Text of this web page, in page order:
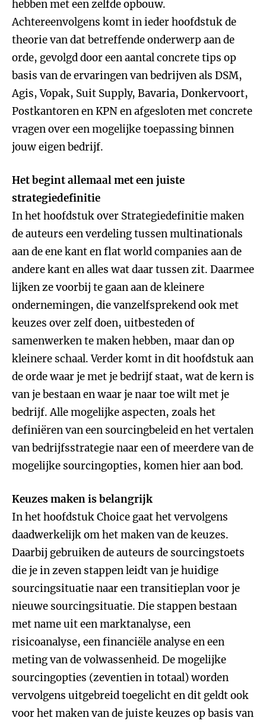
hebben met een zelfde opbouw.
Achtereenvolgens komt in ieder hoofdstuk de
theorie van dat betreffende onderwerp aan de
orde, gevolgd door een aantal concrete tips op
basis van de ervaringen van bedrijven als DSM,
Agis, Vopak, Suit Supply, Bavaria, Donkervoort,
Postkantoren en KPN en afgesloten met concrete
vragen over een mogelijke toepassing binnen
jouw eigen bedrijf.
Het begint allemaal met een juiste
strategiedefinitie
In het hoofdstuk over Strategiedefinitie maken
de auteurs een verdeling tussen multinationals
aan de ene kant en flat world companies aan de
andere kant en alles wat daar tussen zit. Daarmee
lijken ze voorbij te gaan aan de kleinere
ondernemingen, die vanzelfsprekend ook met
keuzes over zelf doen, uitbesteden of
samenwerken te maken hebben, maar dan op
kleinere schaal. Verder komt in dit hoofdstuk aan
de orde waar je met je bedrijf staat, wat de kern is
van je bestaan en waar je naar toe wilt met je
bedrijf. Alle mogelijke aspecten, zoals het
definiëren van een sourcingbeleid en het vertalen
van bedrijfsstrategie naar een of meerdere van de
mogelijke sourcingopties, komen hier aan bod.
Keuzes maken is belangrijk
In het hoofdstuk Choice gaat het vervolgens
daadwerkelijk om het maken van de keuzes.
Daarbij gebruiken de auteurs de sourcingstoets
die je in zeven stappen leidt van je huidige
sourcingsituatie naar een transitieplan voor je
nieuwe sourcingsituatie. Die stappen bestaan
met name uit een marktanalyse, een
risicoanalyse, een financiële analyse en een
meting van de volwassenheid. De mogelijke
sourcingopties (zeventien in totaal) worden
vervolgens uitgebreid toegelicht en dit geldt ook
voor het maken van de juiste keuzes op basis van